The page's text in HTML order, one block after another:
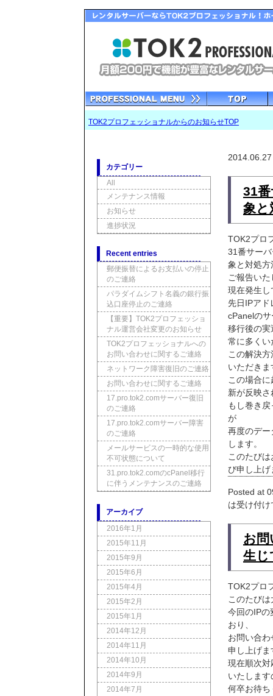
TOK2プロフェッショナルからのお知らせTOP
カテゴリー
All
メンテナンス情報
お知らせ
進捗状況
Recent entries
郵便振替によるお支払いの停止
のご連絡
パラダイムシフト名義の銀行振
込口座停止のご連絡
【重要】TOK2プロフェッショ
ナル運営会社変更のお知らせ
TOK2プロフェッショナルへの
お問い合わせに関するご連絡
ネットワーク障害復旧のご連絡
お問い合わせに関するご連絡
17.pro.tok2.comサーバー復旧
のご連絡
17.pro.tok2.comサーバー障害
のご連絡
メールサービスの一時的な使用
不可状態について
31.pro.tok2.comのcPanel移行
に伴うメンテナンスのご連絡
アーカイブ
2016年1月
2015年11月
2015年9月
2015年6月
2015年4月
2015年2月
2015年1月
2014年12月
2014年11月
2014年10月
2014年9月
2014年7月
2014.06.27
31
象と
TOK2プロ
31番サー
象と対処方
ご報告い
現在発生し
先日IPアド
cPanelの
移行後の実
常に多くい
この解決
いただきま
この場合
新が反映
もし巻き
が
再度のデー
します。
このたび
び申し上げ
Posted at
は受け付
お問
生じ
TOK2プロ
このたび
今回のIPの
おり、
お問い合
申し上げま
現在順次対
いたします
何卒お待ち